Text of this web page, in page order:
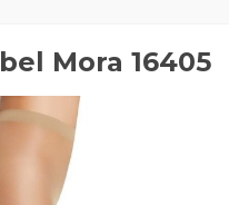
Mora 16405